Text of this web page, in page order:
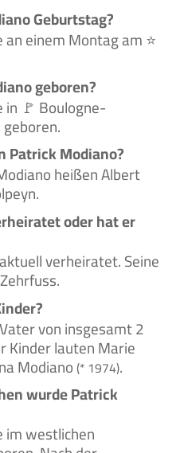
Geburtstag?
einem Montag am ⭐
geboren?
🚩 Boulogne-
Patrick Modiano?
heißen Albert
oder hat er
verheiratet. Seine
von insgesamt 2
Kinder lauten Marie
Modiano(* 1974).
wurde Patrick
westlichen